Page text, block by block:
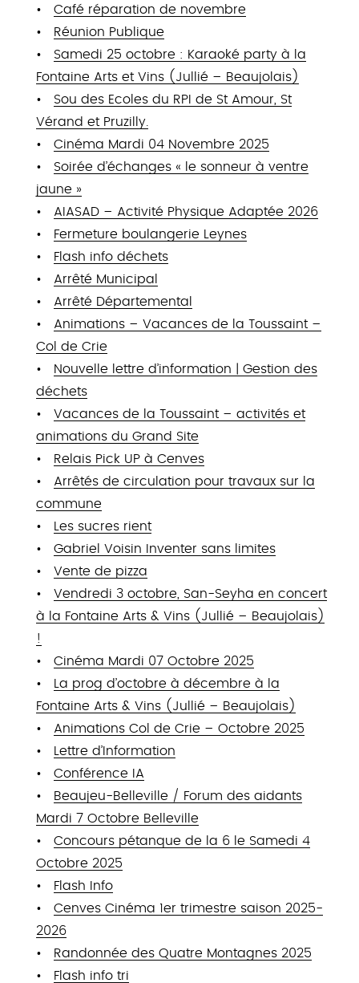
Café réparation de novembre
Réunion Publique
Samedi 25 octobre : Karaoké party à la
Fontaine Arts et Vins (Jullié – Beaujolais)
Sou des Ecoles du RPI de St Amour, St
Vérand et Pruzilly.
Cinéma Mardi 04 Novembre 2025
Soirée d’échanges « le sonneur à ventre
jaune »
AIASAD – Activité Physique Adaptée 2026
Fermeture boulangerie Leynes
Flash info déchets
Arrêté Municipal
Arrêté Départemental
Animations – Vacances de la Toussaint –
Col de Crie
Nouvelle lettre d’information | Gestion des
déchets
Vacances de la Toussaint – activités et
animations du Grand Site
Relais Pick UP à Cenves
Arrêtés de circulation pour travaux sur la
commune
Les sucres rient
Gabriel Voisin Inventer sans limites
Vente de pizza
Vendredi 3 octobre, San-Seyha en concert
à la Fontaine Arts & Vins (Jullié – Beaujolais)
!
Cinéma Mardi 07 Octobre 2025
La prog d’octobre à décembre à la
Fontaine Arts & Vins (Jullié – Beaujolais)
Animations Col de Crie – Octobre 2025
Lettre d’Information
Conférence IA
Beaujeu-Belleville / Forum des aidants
Mardi 7 Octobre Belleville
Concours pétanque de la 6 le Samedi 4
Octobre 2025
Flash Info
Cenves Cinéma 1er trimestre saison 2025-
2026
Randonnée des Quatre Montagnes 2025
Flash info tri